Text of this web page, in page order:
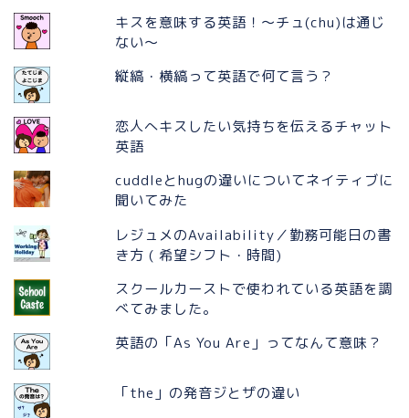
キスを意味する英語！〜チュ(chu)は通じ
ない〜
縦縞・横縞って英語で何て言う？
恋人へキスしたい気持ちを伝えるチャット
英語
cuddleとhugの違いについてネイティブに
聞いてみた
レジュメのAvailability／勤務可能日の書
き方 ( 希望シフト・時間)
スクールカーストで使われている英語を調
べてみました。
英語の「As You Are」ってなんて意味？
「the」の発音ジとザの違い